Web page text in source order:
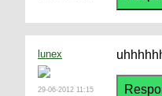
lunex
29-06-2012 11:15